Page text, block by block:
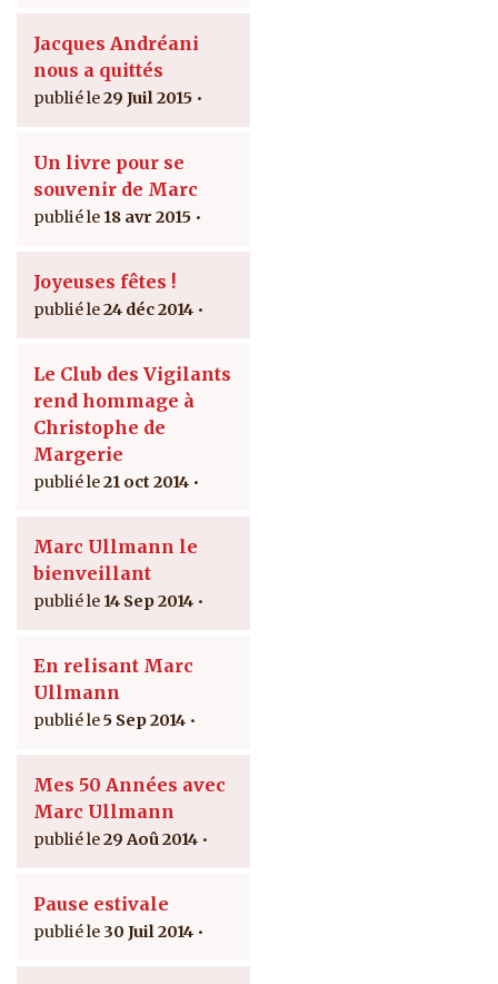
Jacques Andréani
nous a quittés
29 Juil 2015
Un livre pour se
souvenir de Marc
18 avr 2015
Joyeuses fêtes !
24 déc 2014
Le Club des Vigilants
rend hommage à
Christophe de
Margerie
21 oct 2014
Marc Ullmann le
bienveillant
14 Sep 2014
En relisant Marc
Ullmann
5 Sep 2014
Mes 50 Années avec
Marc Ullmann
29 Aoû 2014
Pause estivale
30 Juil 2014